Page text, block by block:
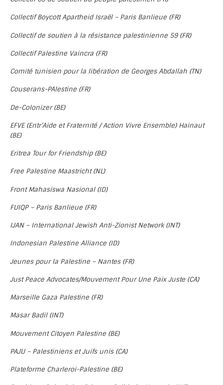
Collectif Boycott Apartheid Israël – Paris Banlieue (FR)
Collectif de soutien à la résistance palestinienne 59 (FR)
Collectif Palestine Vaincra (FR)
Comité tunisien pour la libération de Georges Abdallah (TN)
Couserans-PAlestine (FR)
De-Colonizer (BE)
EFVE (Entr’Aide et Fraternité / Action Vivre Ensemble) Hainaut
(BE)
Eritrea Tour for Friendship (BE)
Free Palestine Maastricht (NL)
Front Mahasiswa Nasional (ID)
FUIQP – Paris Banlieue (FR)
IJAN – International Jewish Anti-Zionist Network (INT)
Indonesian Palestine Alliance (ID)
Jeunes pour la Palestine – Nantes (FR)
Just Peace Advocates/Mouvement Pour Une Paix Juste (CA)
Marseille Gaza Palestine (FR)
Masar Badil (INT)
Mouvement Citoyen Palestine (BE)
PAJU – Palestiniens et Juifs unis (CA)
Plateforme Charleroi-Palestine (BE)